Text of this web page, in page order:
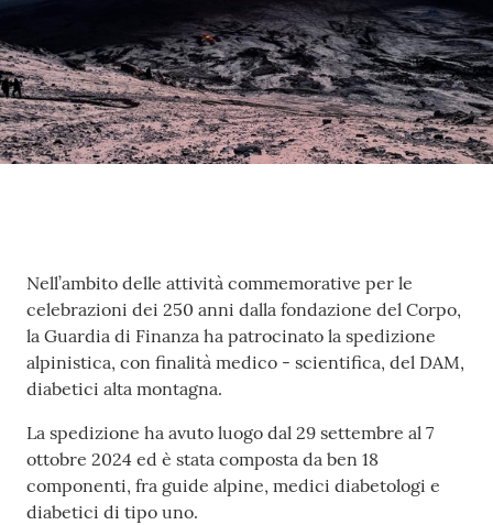
Contenuto
Nell’ambito delle attività commemorative per le
celebrazioni dei 250 anni dalla fondazione del Corpo,
la Guardia di Finanza ha patrocinato la spedizione
alpinistica, con finalità medico - scientifica, del DAM,
diabetici alta montagna.
La spedizione ha avuto luogo dal 29 settembre al 7
ottobre 2024 ed è stata composta da ben 18
componenti, fra guide alpine, medici diabetologi e
diabetici di tipo uno.